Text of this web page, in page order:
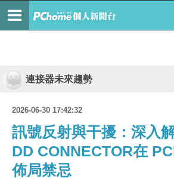
連接器未來趨勢
2026-06-30 17:42:32
訊號反射與干擾：深入
DD CONNECTOR在
佈局禁忌